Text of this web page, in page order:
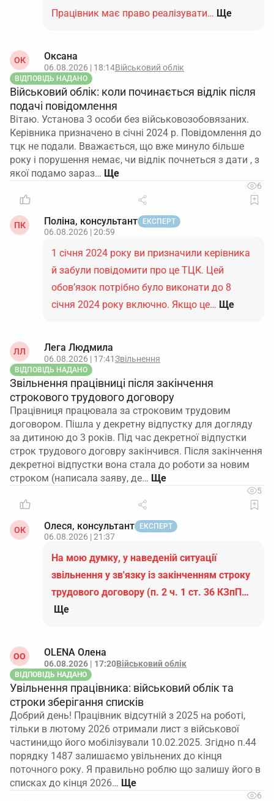
Працівник має право реалізувати… Ще
ОК Оксана
06.08.2026 | 18:14Військовий облік
ВІДПОВІДЬ НАДАНО
Військовий облік: коли починається відлік після
подачі повідомлення
Вітаю. Установа 3 особи без військовозобовязаних.
Керівника призначено в січні 2024 р. Повідомлення до
тцк не подали. Вважається, що вже минуло більше
року і порушення немає, чи відлік почнеться з дати , з
якої подамо зараз…
6
ПК Поліна, консультант ЕКСПЕРТ
06.08.2026 | 20:59
1 січня 2024 року ви призначили керівника
й забули повідомити про це ТЦК. Цей
обов’язок потрібно було виконати до 8
січня 2024 року включно. Якщо це… Ще
ЛЛ Лега Людмила
06.08.2026 | 17:41Звільнення
ВІДПОВІДЬ НАДАНО
Звільнення працівниці після закінчення
строкового трудового договору
Працівниця працювала за строковим трудовим
договором. Пішла у декретну відпустку для догляду
за дитиною до 3 років. Під час декретної відпустки
строк трудового договру закінчився. Після закінчення
декретноі відпустки вона стала до роботи за новим
строком (написала заяву, де…
5
ОК Олеся, консультант ЕКСПЕРТ
06.08.2026 | 21:37
На мою думку, у наведеній ситуації
звільнення у зв'язку із закінченням строку
трудового договору (п. 2 ч. 1 ст. 36 КЗпП…
Ще
ОO OLENA Олена
06.08.2026 | 17:20Військовий облік
ВІДПОВІДЬ НАДАНО
Увільнення працівника: військовий облік та
строки зберігання списків
Добрий день! Працівник відсутній з 2025 на роботі,
тільки в лютому 2026 отримали лист з військової
частини,що його мобілізували 10.02.2025. Згідно п.44
порядку 1487 залишаємо увільнених до кінця
поточного року. Я правильно роблю що залишу його в
списках до кінця 2026…
6